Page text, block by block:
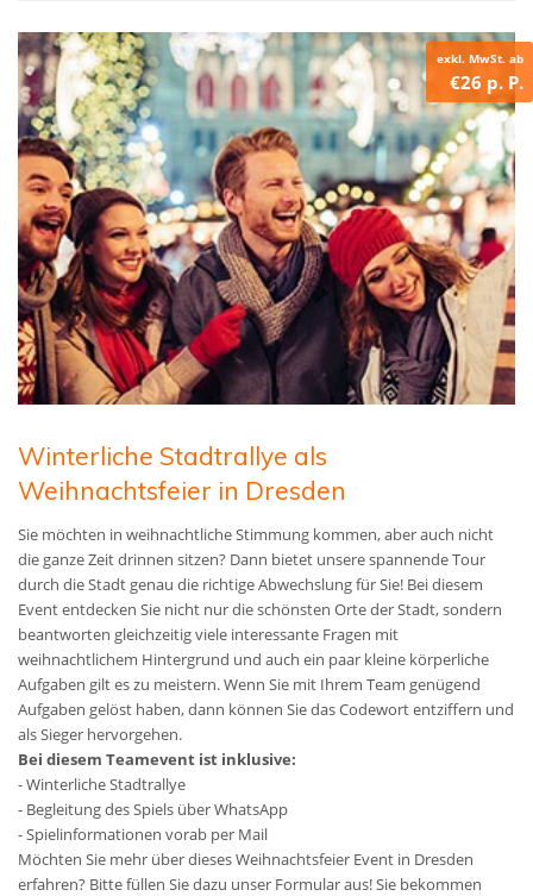
exkl. MwSt. ab
€26 p. P.
Winterliche Stadtrallye als
Weihnachtsfeier in Dresden
Sie möchten in weihnachtliche Stimmung kommen, aber auch nicht
die ganze Zeit drinnen sitzen? Dann bietet unsere spannende Tour
durch die Stadt genau die richtige Abwechslung für Sie! Bei diesem
Event entdecken Sie nicht nur die schönsten Orte der Stadt, sondern
beantworten gleichzeitig viele interessante Fragen mit
weihnachtlichem Hintergrund und auch ein paar kleine körperliche
Aufgaben gilt es zu meistern. Wenn Sie mit Ihrem Team genügend
Aufgaben gelöst haben, dann können Sie das Codewort entziffern und
als Sieger hervorgehen.
Bei diesem Teamevent ist inklusive:
- Winterliche Stadtrallye
- Begleitung des Spiels über WhatsApp
- Spielinformationen vorab per Mail
Möchten Sie mehr über dieses Weihnachtsfeier Event in Dresden
erfahren? Bitte füllen Sie dazu unser Formular aus! Sie bekommen